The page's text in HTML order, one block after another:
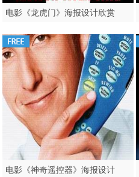
电影《龙虎门》海报设计欣赏
电影《神奇遥控器》海报设计